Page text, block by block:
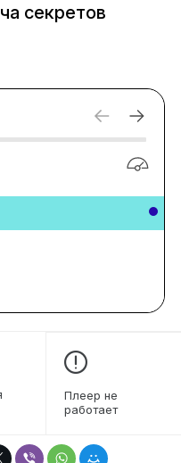
её одной тысячи
хранить до
секретов
Плеер не
работает